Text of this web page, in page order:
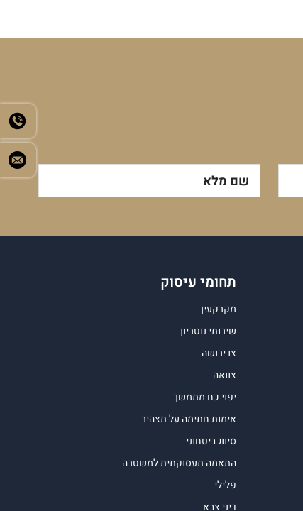
שם מלא
תחומי עיסוק
מקרקעין
שירותי נוטריון
צו ירושה
צוואה
יפוי כח מתמשך
אימות חתימה על תצהיר
סיווג ביטחוני
התאמה תעסוקתית למשטרה
פלילי
דיני צבא